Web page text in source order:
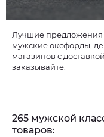
Лучшие
мужские оксфорды,
магазинов с
заказывайте.
265 мужской
товаров: